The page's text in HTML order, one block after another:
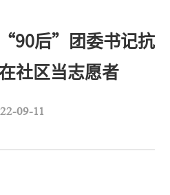
后”团委书记抗
社区当志愿者
09-11